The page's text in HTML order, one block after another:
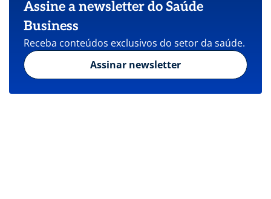
Assine a newsletter do Saúde
Business
Receba conteúdos exclusivos do setor da saúde.
Assinar newsletter